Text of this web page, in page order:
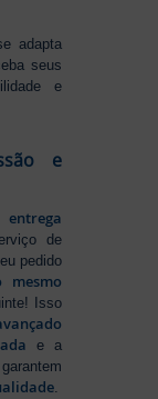
adapta
seus
e
e
de
pedido
mesmo
Isso
e a
.